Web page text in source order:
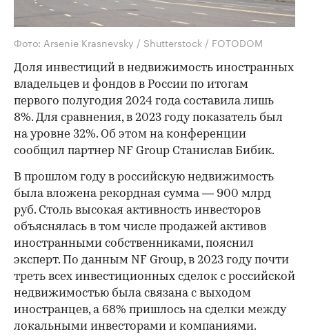
Фото: Arsenie Krasnevsky / Shutterstock / FOTODOM
Доля инвестиций в недвижимость иностранных
владельцев и фондов в России по итогам
первого полугодия 2024 года составила лишь
8%. Для сравнения, в 2023 году показатель был
на уровне 32%. Об этом на конференции
сообщил партнер NF Group Станислав Бибик.
В прошлом году в российскую недвижимость
была вложена рекордная сумма — 900 млрд
руб. Столь высокая активность инвесторов
объяснялась в том числе продажей активов
иностранными собственниками, пояснил
эксперт. По данным NF Group, в 2023 году почти
треть всех инвестиционных сделок с российской
недвижимостью была связана с выходом
иностранцев, а 68% пришлось на сделки между
локальными инвесторами и компаниями.